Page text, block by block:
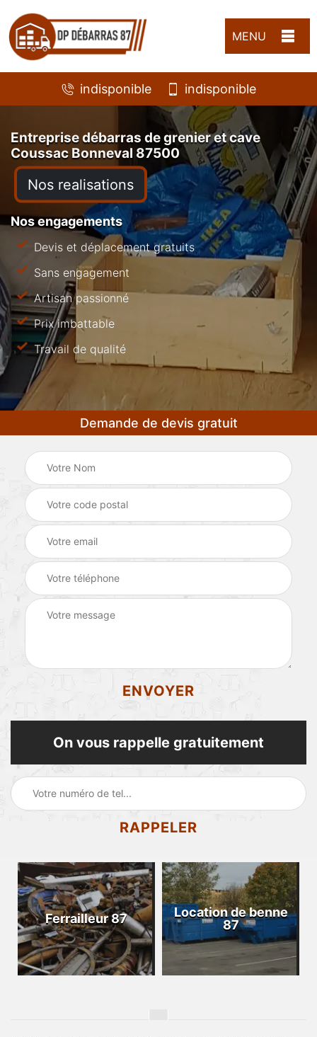
MENU
indisponible indisponible
Entreprise débarras de grenier et cave
Coussac Bonneval 87500
Nos realisations
Nos engagements
Devis et déplacement gratuits
Sans engagement
Artisan passionné
Prix imbattable
Travail de qualité
Demande de devis gratuit
On vous rappelle gratuitement
Ferrailleur 87
Location de benne
87